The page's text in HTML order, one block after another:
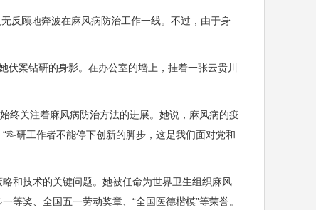
反顾地奔波在麻风病防治工作一线。不过，由于身
案钻研的身影。在办公室的墙上，挂着一张云贵川
关注着麻风病防治方法的进展。她说，麻风病的疫
研工作者不能停下创新的脚步，这是我们面对党和
和技术的关键问题。她被任命为世界卫生组织麻风
奖、全国五一劳动奖章、“全国医德楷模”等荣誉。